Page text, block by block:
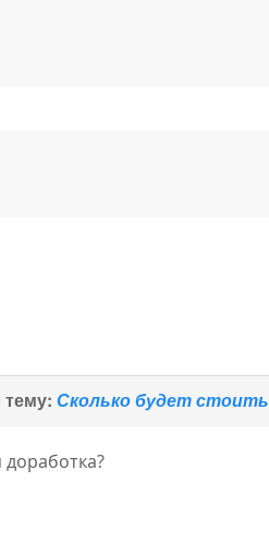
тему:Сколько будет
доработка?